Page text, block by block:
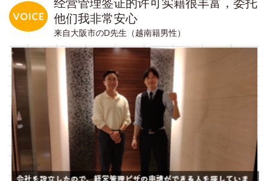
他们我非常安心
来自大阪市のD先生（越南籍男性）